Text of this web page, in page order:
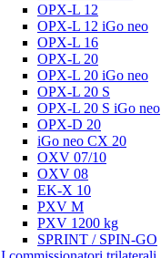
OPX-L 12
OPX-L 12 iGo neo
OPX-L 16
OPX-L 20
OPX-L 20 iGo neo
OPX-L 20 S
OPX-L 20 S iGo neo
OPX-D 20
iGo neo CX 20
OXV 07/10
OXV 08
EK-X 10
PXV M
PXV 1200 kg
SPRINT / SPIN-GO